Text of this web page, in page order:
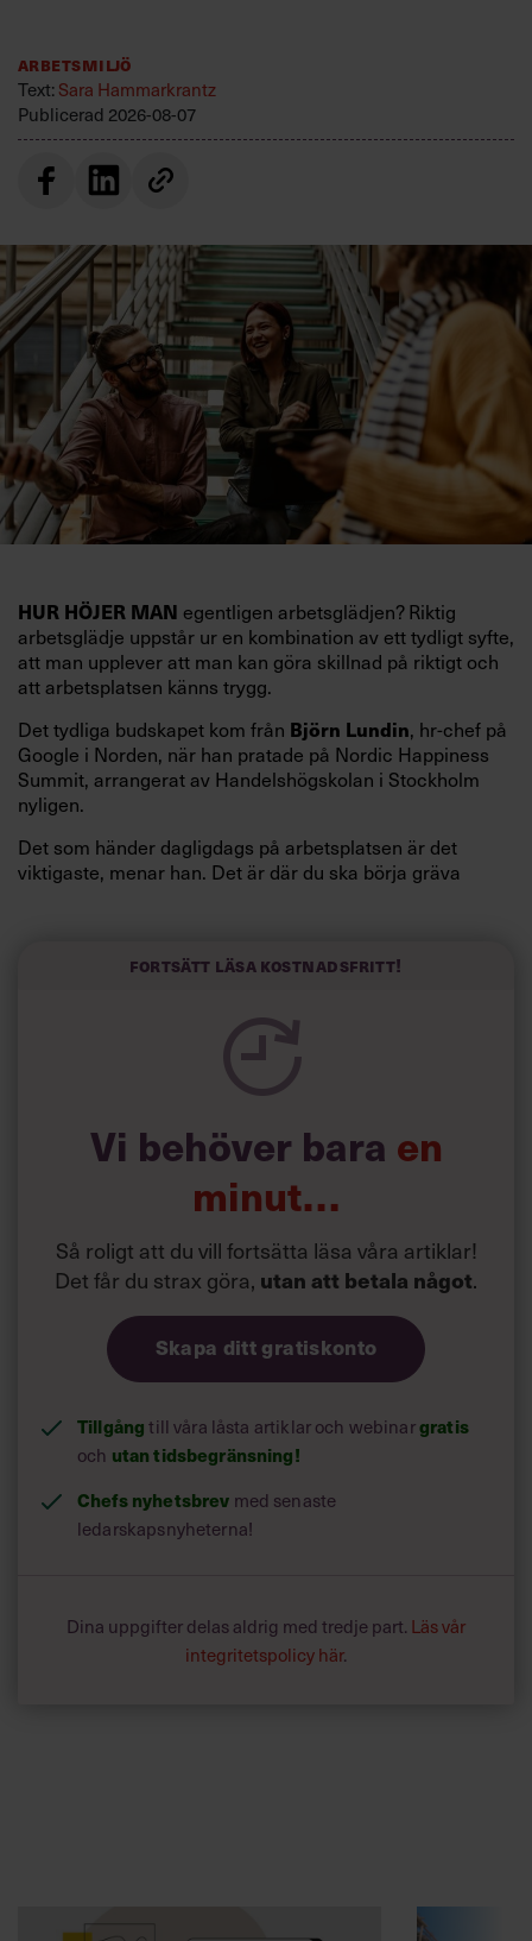
Arbetsmiljö
Text:Sara Hammarkrantz
Publicerad 2026-08-07
HUR HÖJER MAN egentligen arbetsglädjen? Riktig
arbetsglädje uppstår ur en kombination av ett tydligt syfte,
att man upplever att man kan göra skillnad på riktigt och
att arbetsplatsen känns trygg.
Det tydliga budskapet kom från Björn Lundin, hr-chef på
Google i Norden, när han pratade på Nordic Happiness
Summit, arrangerat av Handelshögskolan i Stockholm
nyligen.
Det som händer dagligdags på arbetsplatsen är det
viktigaste, menar han. Det är där du ska börja gräva
och höjt arbetsglädjen på Google:
Fortsätt läsa kostnadsfritt!
Vi behöver bara en
minut…
Så roligt att du vill fortsätta läsa våra artiklar!
Det får du strax göra, utan att betala något.
Skapa ditt gratiskonto
Tillgångtill våra låsta artiklar och webinargratis
och utan tidsbegränsning!
Chefs nyhetsbrev med senaste
ledarskapsnyheterna!
Dina uppgifter delas aldrig med tredje part. Läs vår
integritetspolicy här.